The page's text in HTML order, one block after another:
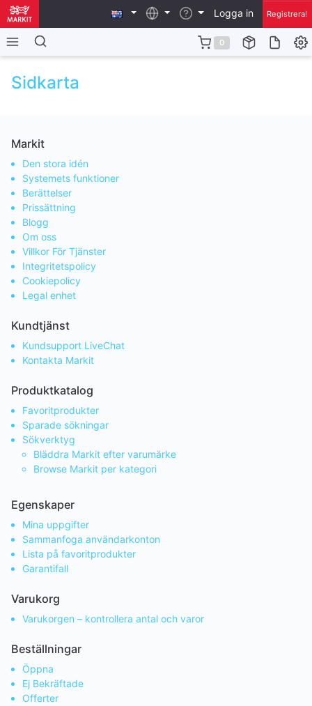
Logga in Registrera!
0
Sidkarta
Markit
Den stora idén
Systemets funktioner
Berättelser
Prissättning
Blogg
Om oss
Villkor För Tjänster
Integritetspolicy
Cookiepolicy
Legal enhet
Kundtjänst
Kundsupport LiveChat
Kontakta Markit
Produktkatalog
Favoritprodukter
Sparade sökningar
Sökverktyg
Bläddra Markit efter varumärke
Browse Markit per kategori
Egenskaper
Mina uppgifter
Sammanfoga användarkonton
Lista på favoritprodukter
Garantifall
Varukorg
Varukorgen – kontrollera antal och varor
Beställningar
Öppna
Ej Bekräftade
Offerter